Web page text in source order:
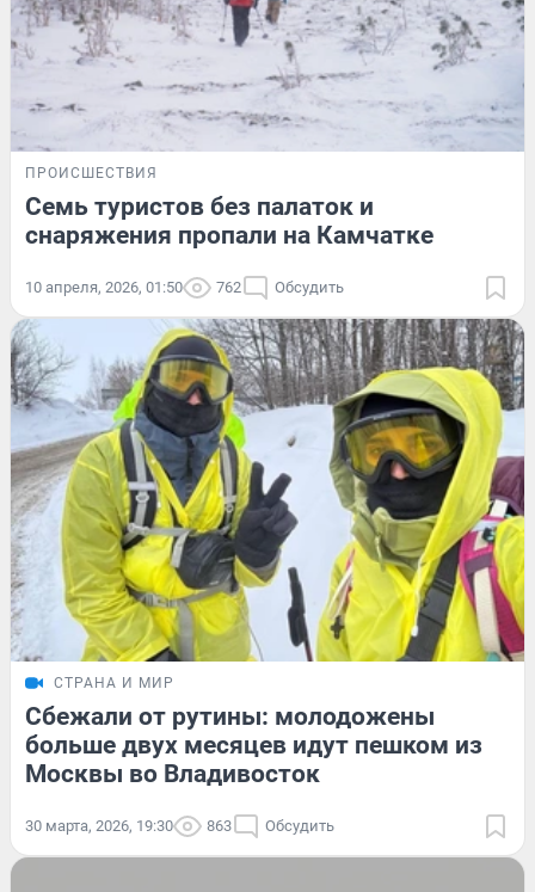
ПРОИСШЕСТВИЯ
Семь туристов без палаток и
снаряжения пропали на Камчатке
10 апреля, 2026, 01:50 762 Обсудить
СТРАНА И МИР
Сбежали от рутины: молодожены
больше двух месяцев идут пешком из
Москвы во Владивосток
30 марта, 2026, 19:30 863 Обсудить